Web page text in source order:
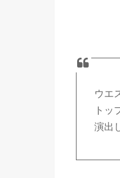
ウエ
トッ
演出